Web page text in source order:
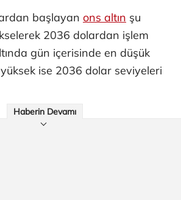
başlayan ons altın şu
2036 dolardan işlem
gün içerisinde en düşük
ise 2036 dolar seviyeleri
Haberin Devamı